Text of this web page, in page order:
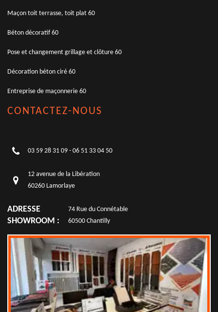
Maçon toit terrasse, toit plat 60
Béton décoratif 60
Pose et changement grillage et clôture 60
Décoration béton ciré 60
Entreprise de maçonnerie 60
CONTACTEZ-NOUS
03 59 28 31 09 - 06 51 33 04 50
12 avenue de la Libération
60260 Lamorlaye
ADRESSE
SHOWROOM :
74 Rue du Connétable
60500 Chantilly